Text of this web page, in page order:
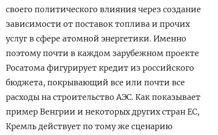
своего политического влияния через создание
зависимости от поставок топлива и прочих
услуг в сфере атомной энергетики. Именно
поэтому почти в каждом зарубежном проекте
Росатома фигурирует кредит из российского
бюджета, покрывающий все или почти все
расходы на строительство АЭС. Как показывает
пример Венгрии и некоторых других стран ЕС,
Кремль действует по тому же сценарию